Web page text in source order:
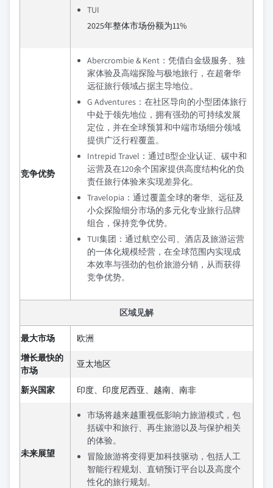
TUI
2025年整体市场份额为11%
竞争优势
Abercrombie & Kent：凭借白金级服务、独
家体验及高端探险与极地旅行，在超奢华
远征旅行领域占据主导地位。
G Adventures：在社区导向的小型团体旅行
中处于领先地位，拥有强劲的可持续发展
定位，并在全球预算和中端市场细分领域
提供广泛行程覆盖。
Intrepid Travel：通过B型企业认证、碳中和
运营及在120余个国家提供高度结构化的负
责任旅行体验来实现差异化。
Travelopia：通过覆盖全球的奢华、远征及
小众探险细分市场的多元化专业旅行品牌
组合，保持竞争优势。
TUI集团：通过航空公司、酒店及旅游运营
的一体化规模经营，在全球范围内实现成
本效率与强劲的包价旅游分销，从而获得
竞争优势。
区域见解
最大市场
欧洲
增长最快的
市场
亚太地区
新兴国家 印度、印度尼西亚、越南、南非
未来展望
市场将越来越重视低影响力旅游模式，包
括碳中和旅行、再生旅游以及与保护相关
的体验。
冒险旅游将变得更加科技驱动，包括人工
智能行程规划、直销预订平台以及高度个
性化的旅行规划。